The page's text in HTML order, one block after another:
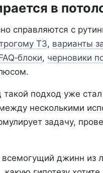
в
справляются с
ТЗ, варианты
, черновики
подход уже
несколькими
задачу,
джинн